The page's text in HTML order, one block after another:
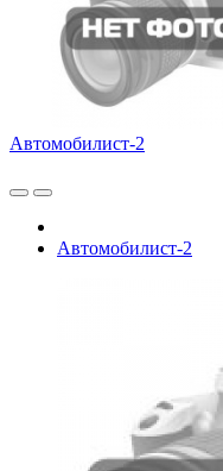
Автомобилист-2
Автомобилист-2